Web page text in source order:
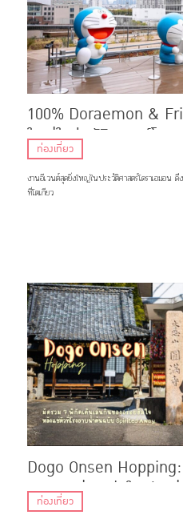
100% Doraemon &
ใหญ่ในประวัติศาสตร์โดรา
ท่องเที่ยว
งานอีเวนต์สุดยิ่งใหญ่ในประวัติศาสตร์โดราเอมอน
ที่โตเกียว
Dogo Onsen
กินของอร่อย ฮีลใจหลังแช่
Spirited Away
ท่องเที่ยว